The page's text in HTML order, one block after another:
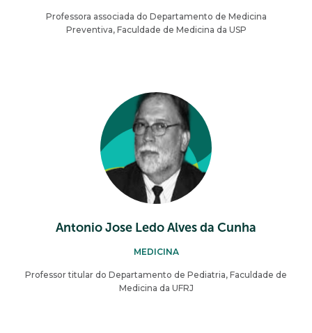
Professora associada do Departamento de Medicina
Preventiva, Faculdade de Medicina da USP
Antonio Jose Ledo Alves da Cunha
MEDICINA
Professor titular do Departamento de Pediatria, Faculdade de
Medicina da UFRJ